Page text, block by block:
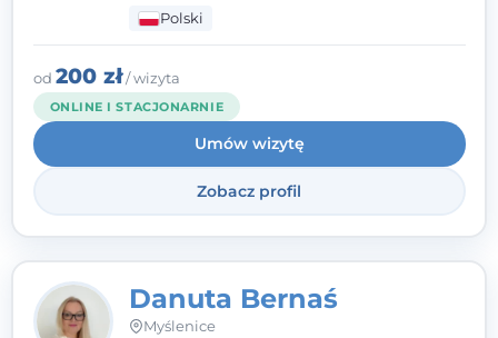
Towarzyszę młodzieży, dorosłym i parom w
radzeniu sobie z bolesnymi
doświadczeniami tak, by mogli żyć pełniej.
Polski
od 200 zł/ wizyta
ONLINE I STACJONARNIE
Umów wizytę
Zobacz profil
Danuta Bernaś
Myślenice